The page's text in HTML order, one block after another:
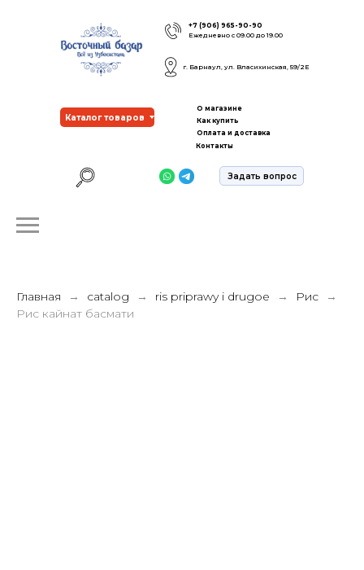
+7 (906) 965-90-90
Ежедневно с 09.00 до 19.00
г. Барнаул, ул. Власихинская, 59/2Е
Каталог товаров
Задать вопрос
О магазине
Как купить
Оплата и доставка
Контакты
Главная catalog ris priprawy i drugoe
Рис
Рис кайнат басмати